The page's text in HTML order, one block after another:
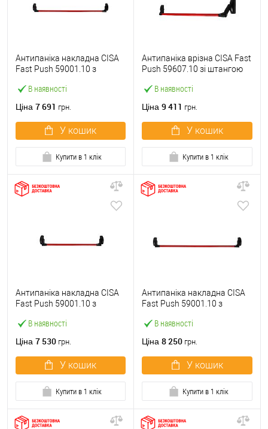
В наявності
Антипаніка накладна CISA
Fast Push 59001.10 з
мм червона
Ціна 7 691 грн.
У кошик
Купити в 1 клік
В наявності
Антипаніка врізна CISA Fast
Push 59607.10 зі штангою
Ціна 9 411 грн.
У кошик
Купити в 1 клік
В наявності
Антипаніка накладна CISA
Fast Push 59001.10 з
червона
Ціна 7 530 грн.
У кошик
Купити в 1 клік
В наявності
Антипаніка накладна CISA
Fast Push 59001.10 з
мм червона
Ціна 8 250 грн.
У кошик
Купити в 1 клік